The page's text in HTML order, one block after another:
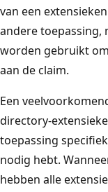
van een
andere toepassing,
worden gebruikt
aan de claim.
Een
directory-
toepassing
nodig hebt.
hebben alle